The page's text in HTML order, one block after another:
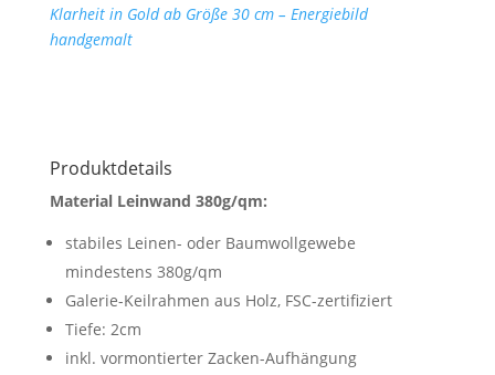
Klarheit in Gold ab Größe 30 cm – Energiebild
handgemalt
Produktdetails
Material Leinwand 380g/qm:
stabiles Leinen- oder Baumwollgewebe
mindestens 380g/qm
Galerie-Keilrahmen aus Holz, FSC-zertifiziert
Tiefe: 2cm
inkl. vormontierter Zacken-Aufhängung